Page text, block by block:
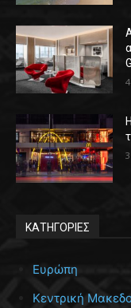
ΚΑΤΗΓΟΡΙΕΣ
Ευρώπη
Κεντρική